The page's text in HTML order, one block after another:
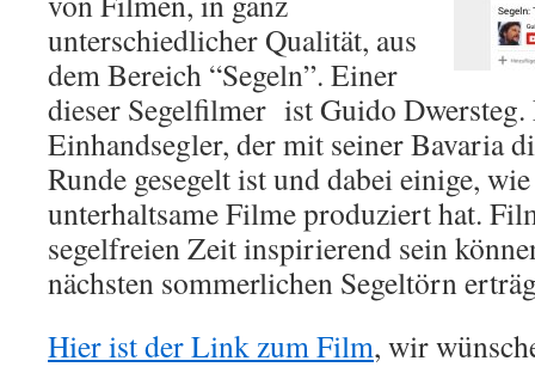
unterschiedlicher Qualität, aus
dem Bereich “Segeln”. Einer
dieser Segelfilmer ist Guido
Einhandsegler, der mit seiner Bavaria
Runde gesegelt ist und dabei einige,
unterhaltsame Filme produziert hat.
segelfreien Zeit inspirierend sein
nächsten sommerlichen Segeltörn
Hier ist der Link zum Film, wir